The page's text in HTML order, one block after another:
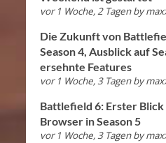
vor 1 Woche, 2 Tagen by
Die Zukunft von
Season 4, Ausblick auf
ersehnte Features
vor 1 Woche, 3 Tagen by
Battlefield 6: Erster
Browser in Season 5
vor 1 Woche, 3 Tagen by